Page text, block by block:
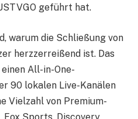
geführt hat.
warum die Schließung von
herzzerreißend ist. Das
All-in-One-
90 lokalen Live-Kanälen
Vielzahl von Premium-